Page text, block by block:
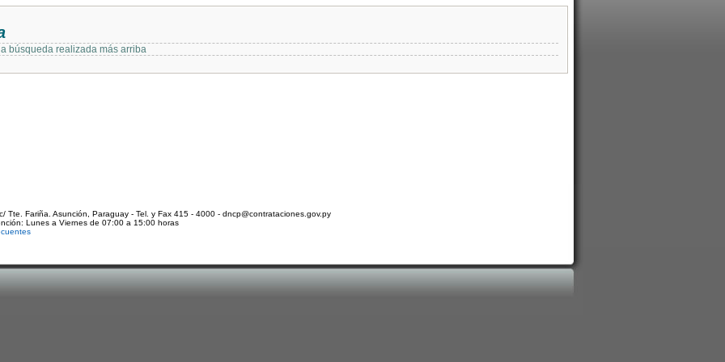
búsqueda realizada más arriba
Tte. Fariña. Asunción, Paraguay - Tel. y Fax 415 - 4000 - dncp@contrataciones.gov.py
Lunes a Viernes de 07:00 a 15:00 horas